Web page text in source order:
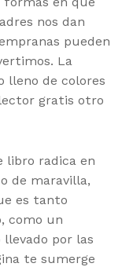
nos dan
pueden
La
lleno de colores
gratis otro
libro radica en
de maravilla,
es tanto
como un
por las
te sumerge